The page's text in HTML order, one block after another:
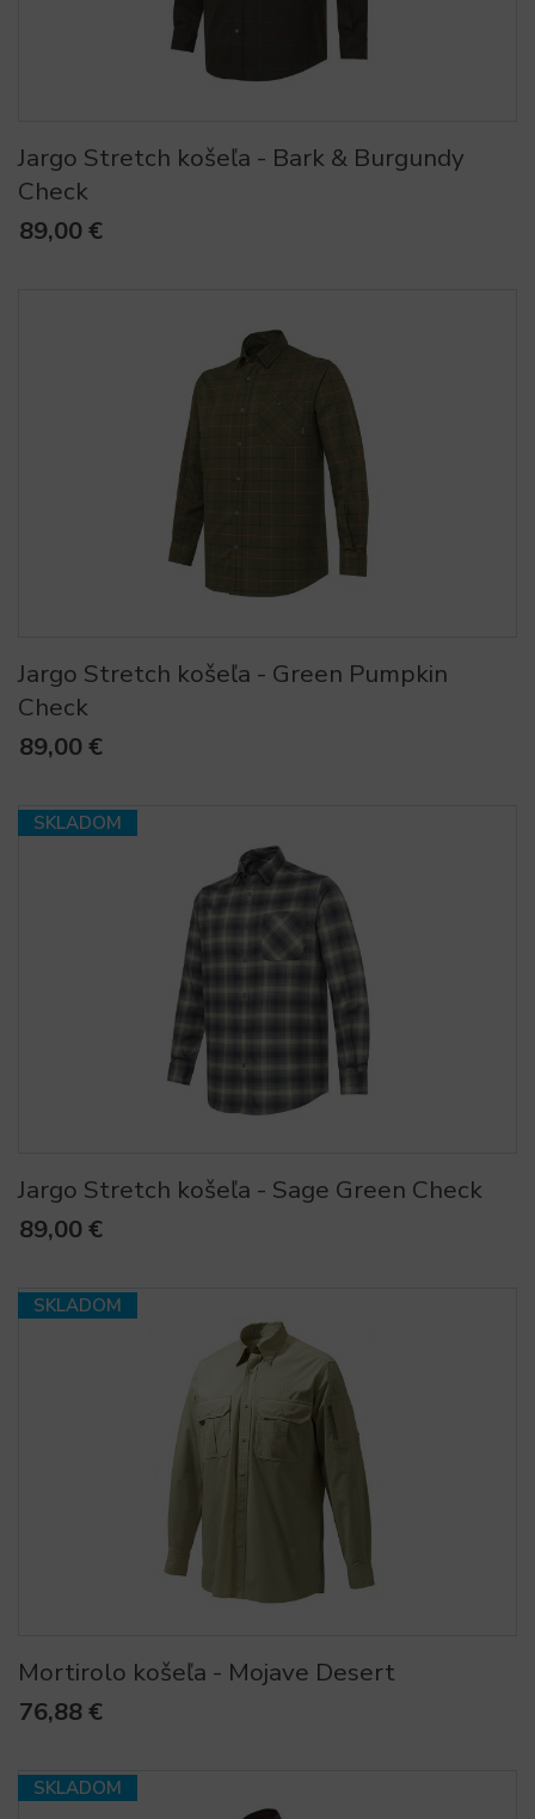
Jargo Stretch košeľa - Bark & Burgundy
Check
89,00 €
Jargo Stretch košeľa - Green Pumpkin
Check
89,00 €
SKLADOM
Jargo Stretch košeľa - Sage Green Check
89,00 €
SKLADOM
Mortirolo košeľa - Mojave Desert
76,88 €
SKLADOM